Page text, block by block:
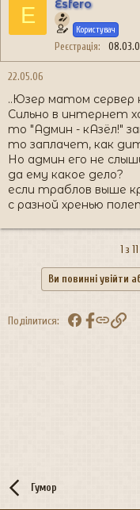
E Esfero
Користувач
Реєстрація
22.05.06
..Юзер матом сервер
Сильно в интернет
то "Админ - кАзёл!"
то заплачет, как
Но админ его не
да ему какое дело?
если траблов выше
с разной хренью
1 з 11
Ви повинні увійти
Поділитися: Facebook
Гумор